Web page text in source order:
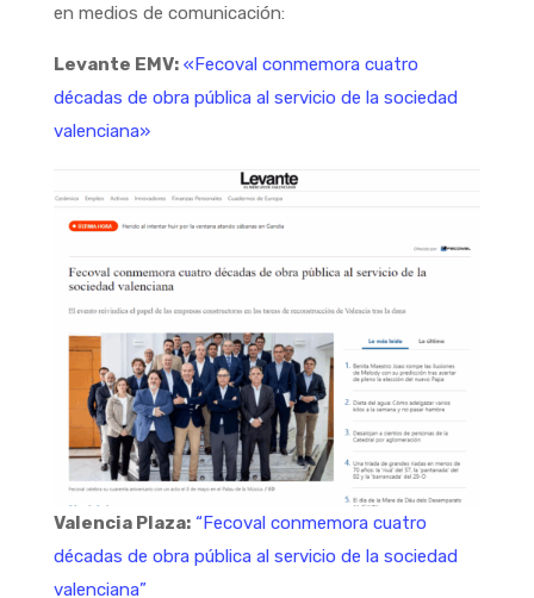
en medios de comunicación:
Levante EMV:«Fecoval conmemora cuatro
décadas de obra pública al servicio de la sociedad
valenciana»
Valencia Plaza: “Fecoval conmemora cuatro
décadas de obra pública al servicio de la sociedad
valenciana”